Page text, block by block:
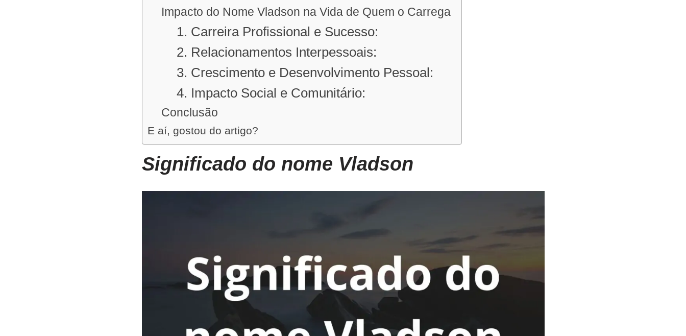
Impacto do Nome Vladson na Vida de Quem o Carrega
1. Carreira Profissional e Sucesso:
2. Relacionamentos Interpessoais:
3. Crescimento e Desenvolvimento Pessoal:
4. Impacto Social e Comunitário:
Conclusão
E aí, gostou do artigo?
Significado do nome Vladson